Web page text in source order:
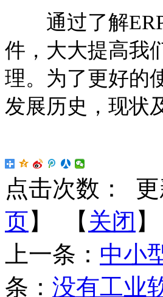
通过了解ERP
件，大大提高我
理。为了更好的
发展历史，现状
点击次数：
页】 【 关闭 】
上一条： 中小
条： 没有工业